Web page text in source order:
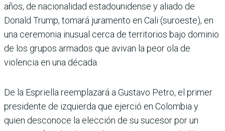
años, de nacionalidad estadounidense y aliado de
Donald Trump, tomará juramento en Cali (suroeste), en
una ceremonia inusual cerca de territorios bajo dominio
de los grupos armados que avivan la peor ola de
violencia en una década.
De la Espriella reemplazará a Gustavo Petro, el primer
presidente de izquierda que ejerció en Colombia y
quien desconoce la elección de su sucesor por un